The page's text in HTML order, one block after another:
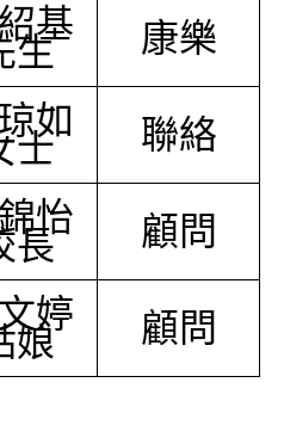
基
生 康樂
如
士 聯絡
怡
長 顧問
婷
娘 顧問